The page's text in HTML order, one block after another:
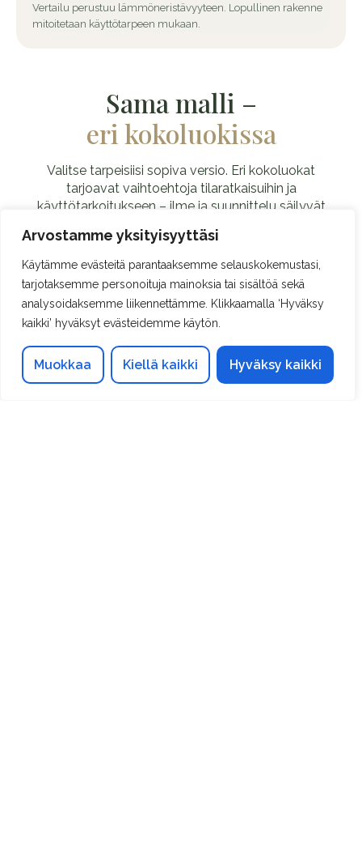
Arvostamme yksityisyyttäsi
Käytämme evästeitä parantaaksemme selauskokemustasi,
tarjotaksemme personoituja mainoksia tai sisältöä sekä
analysoidaksemme liikennettämme. Klikkaamalla ‘Hyväksy
kaikki’ hyväksyt evästeidemme käytön.
Muokkaa Kiellä kaikki Hyväksy kaikki
Vertailu perustuu lämmöneristävyyteen. Lopullinen rakenne
mitoitetaan käyttötarpeen mukaan.
Sama malli –
eri kokoluokissa
Valitse tarpeisiisi sopiva versio. Eri kokoluokat
tarjoavat vaihtoehtoja tilaratkaisuihin ja
käyttötarkoitukseen – ilme ja suunnittelu säilyvät
KIPINÄ 5